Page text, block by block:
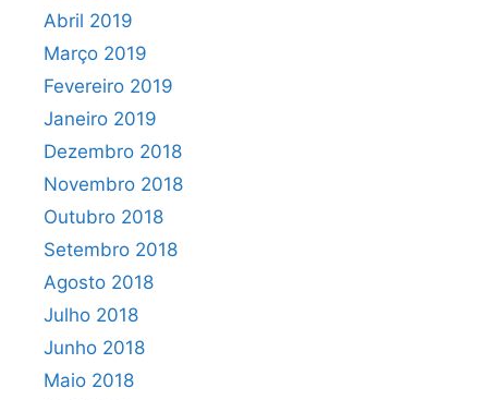
Abril 2019
Março 2019
Fevereiro 2019
Janeiro 2019
Dezembro 2018
Novembro 2018
Outubro 2018
Setembro 2018
Agosto 2018
Julho 2018
Junho 2018
Maio 2018